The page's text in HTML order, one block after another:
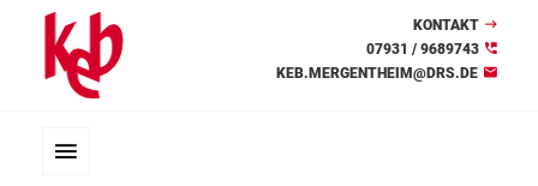
KONTAKT
07931 / 9689743
KEB.MERGENTHEIM@DRS.DE